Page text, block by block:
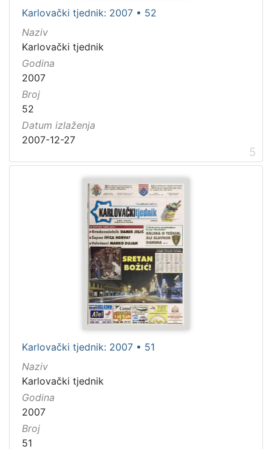
Karlovački tjednik: 2007 • 52
Naziv
Karlovački tjednik
Godina
2007
Broj
52
Datum izlaženja
2007-12-27
5
Karlovački tjednik: 2007 • 51
Naziv
Karlovački tjednik
Godina
2007
Broj
51